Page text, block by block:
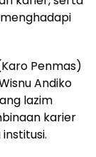
Penmas)
Andiko
lazim
karier